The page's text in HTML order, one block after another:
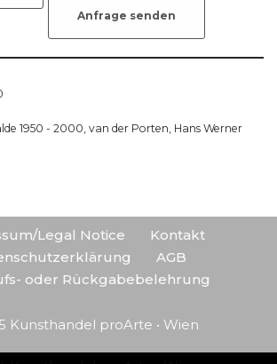
Anfrage senden
1950 - 2000 van der Porten, Hans Werner
Legal Notice
Kontakt
AGB
oder Rückgabebelehrung
Kunsthandel proArte • Wien